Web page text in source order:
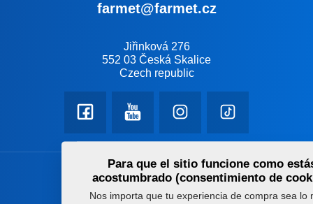
farmet@farmet.cz
Jiřinková 276
552 03 Česká Skalice
Czech republic
Productos
Para que el sitio funcione como
acostumbrado (consentimiento de
Nos importa que tu experiencia de compra sea lo